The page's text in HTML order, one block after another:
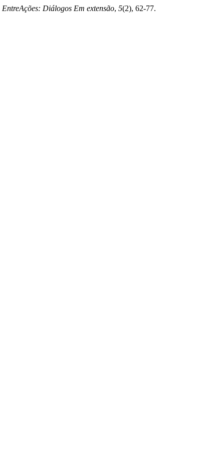
EntreAções: Diálogos Em extensão, 5(2), 62-77.